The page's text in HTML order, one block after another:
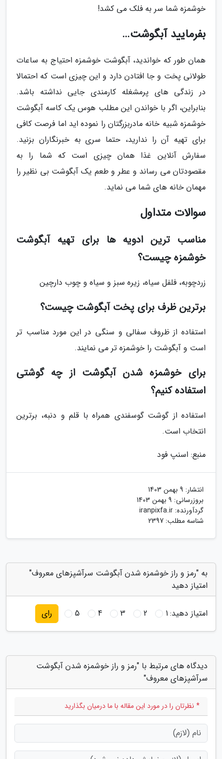
خوشمزه شما سر به فلک می کشد!
بفرمایید آبگوشت…
همان طور که خواندید، آبگوشت خوشمزه احتیاج به ساعات
طولانی پخت و جا افتادن دارد و این چیزی است که احتمالا
در زندگی های پرمشغله کارمندی جایی نداشته باشد.
بنابراین، اگر با خواندن این مطلب هوس یک کاسه آبگوشت
خوشمزه شبیه خانه مادربزرگتان را نموده اید اما فرصت کافی
برای تهیه آن را ندارید، حتما سری به خبرنگاران بزنید.
سفارش آنلاین غذا همان چیزی است که شما را به
مقصودتان می رساند و عطر و طعم یک آبگوشت بی نظیر را
مهمان خانه های شما می نماید.
سوالات متداول
مناسب ترین ادویه ها برای تهیه آبگوشت
خوشمزه چیست؟
زردچوبه، فلفل سیاه، زیره سبز و سیاه و چوب دارچین
برترین ظرف برای پخت آبگوشت چیست؟
استفاده از ظروف سفالی و سنگی در این مورد مناسب تر
است و آبگوشت را خوشمزه تر می نمایند.
برای خوشمزه شدن آبگوشت از چه گوشتی
استفاده کنیم؟
استفاده از گوشت گوسفندی همراه با قلم و دنبه، برترین
انتخاب است.
منبع: اسنپ فود
انتشار: 9 بهمن 1403
بروزرسانی: 9 بهمن 1403
گردآورنده: iranpixfa.ir
شناسه مطلب: 2397
به "رمز و راز خوشمزه شدن آبگوشت سرآشپزهای معروف"
امتیاز دهید
امتیاز دهید:1
2
3
4
5 رای
دیدگاه های مرتبط با "رمز و راز خوشمزه شدن آبگوشت
سرآشپزهای معروف"
* نظرتان را در مورد این مقاله با ما درمیان بگذارید